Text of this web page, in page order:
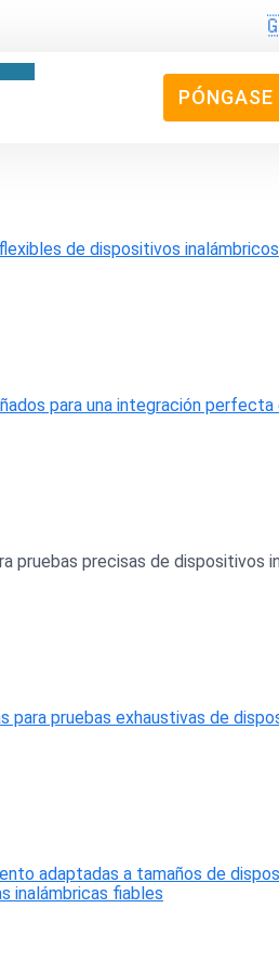
de dispositivos
para una integración
pruebas precisas de dispositivos
para pruebas exhaustivas de
adaptadas a tamaños de
inalámbricas fiables